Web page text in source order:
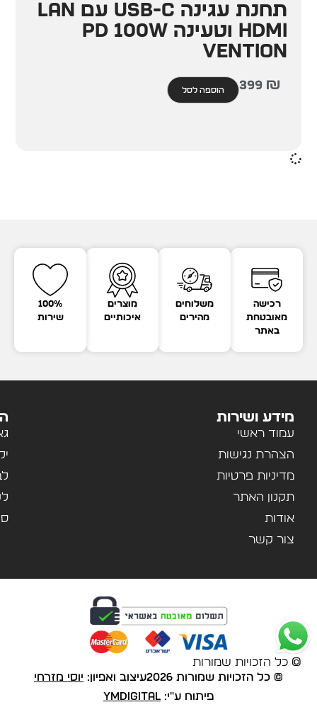
תחנת עגינה USB-C עם LAN
HDMI וטעינה PD 100W
Vention
399 ₪ הוספה לסל
רכישה
מאובטחת
באתר
משלוחים
מהירים
מוצרים
איכותיים
100%
שירות
מידע ושירות
עמוד ראשי
הצהרת נגישות
מדיניות פרטיות
תקנון האתר
אודות
צור קשר
© כל הזכויות שמורות
© כל הזכויות שמורות 2026 עיצוב ואפיון: יוסי מזרחי
פיתוח ע"י: YMDigital